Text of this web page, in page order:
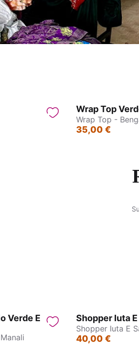
Wrap Top
Wrap Top -
35,00 €
Verde E
Shopper Iuta E
Shopper Iuta E
40,00 €